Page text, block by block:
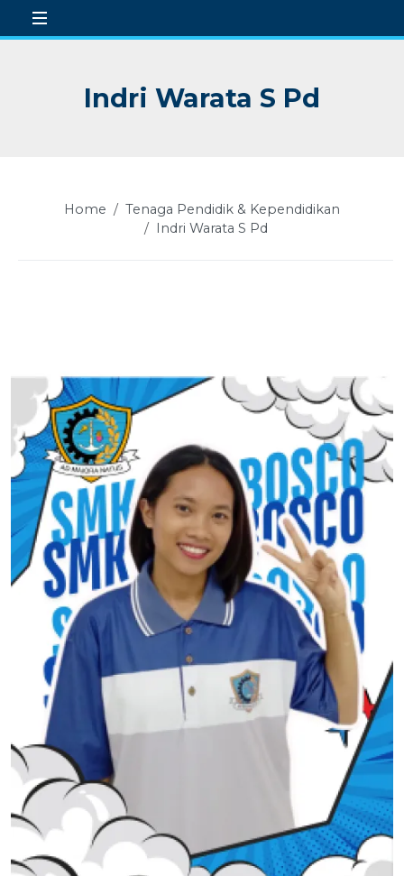
Sub-Menu
Indri Warata S Pd
Home
Tenaga Pendidik & Kependidikan
Indri Warata S Pd